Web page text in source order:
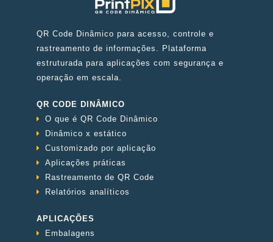
QR Code Dinâmico para acesso, controle e
rastreamento de informações. Plataforma
estruturada para aplicações com segurança e
operação em escala.
QR CODE DINÂMICO
O que é QR Code Dinâmico
Dinâmico x estático
Customizado por aplicação
Aplicações práticas
Rastreamento de QR Code
Relatórios analíticos
APLICAÇÕES
Embalagens